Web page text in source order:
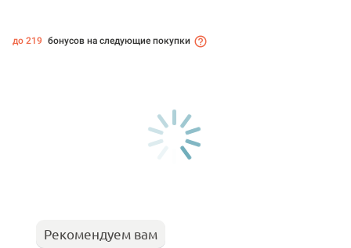
до 219 бонусов на следующие покупки
Рекомендуем вам